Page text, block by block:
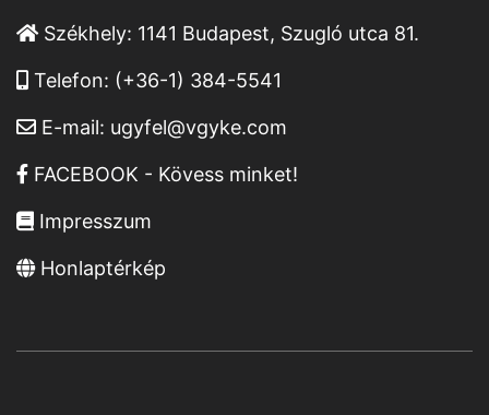
Székhely: 1141 Budapest, Szugló utca 81.
Telefon: (+36-1) 384-5541
E-mail: ugyfel@vgyke.com
FACEBOOK - Kövess minket!
Impresszum
Honlaptérkép